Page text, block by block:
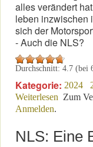
alles verändert
leben inzwischen
sich der
- Auch die NLS?
Durchschnitt: 4.7 (bei
Kategorie: 2024
Weiterlesen über
Zum
Anmelden.
NLS: Eine